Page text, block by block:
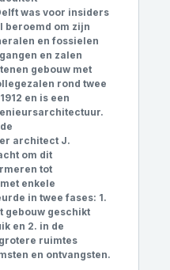
was voor insiders
beroemd om zijn
en fossielen
en zalen
gebouw met
rond twee
en is een
architect J.
om dit
tot
enkele
in twee fases: 1.
gebouw geschikt
en 2. in de
ruimtes
en ontvangsten.